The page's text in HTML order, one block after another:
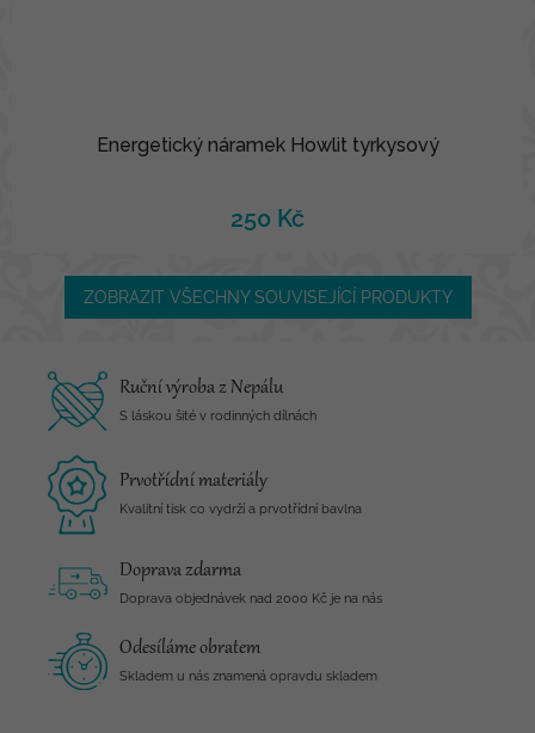
Energetický náramek Howlit tyrkysový
250 Kč
ZOBRAZIT VŠECHNY SOUVISEJÍCÍ PRODUKTY
Ruční výroba z Nepálu
S láskou šité v rodinných dílnách
Prvotřídní materiály
Kvalitní tisk co vydrží a prvotřídní bavlna
Doprava zdarma
Doprava objednávek nad 2000 Kč je na nás
Odesíláme obratem
Skladem u nás znamená opravdu skladem